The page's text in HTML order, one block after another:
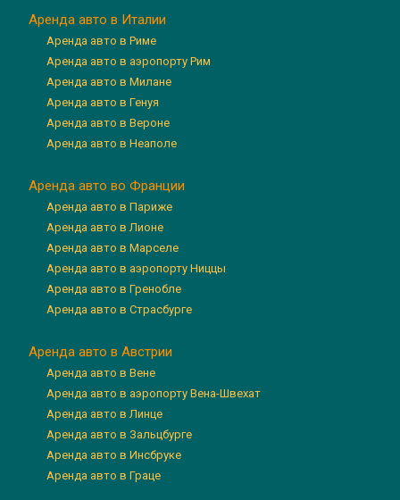
Аренда авто в Италии
Аренда авто в Риме
Аренда авто в аэропорту Рим
Аренда авто в Милане
Аренда авто в Генуя
Аренда авто в Вероне
Аренда авто в Неаполе
Аренда авто во Франции
Аренда авто в Париже
Аренда авто в Лионе
Аренда авто в Марселе
Аренда авто в аэропорту Ниццы
Аренда авто в Гренобле
Аренда авто в Страсбурге
Аренда авто в Австрии
Аренда авто в Вене
Аренда авто в аэропорту Вена-Швехат
Аренда авто в Линце
Аренда авто в Зальцбурге
Аренда авто в Инсбруке
Аренда авто в Граце